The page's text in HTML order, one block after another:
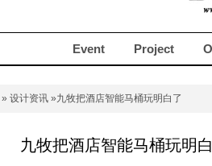
Event Project
» 设计资讯 »九牧把酒店智能马桶玩明白了
九牧把酒店智能马桶玩明